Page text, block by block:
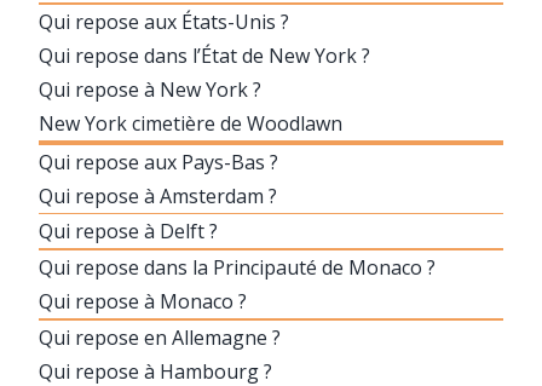
Qui repose aux États-Unis ?
Qui repose dans l’État de New York ?
Qui repose à New York ?
New York cimetière de Woodlawn
Qui repose aux Pays-Bas ?
Qui repose à Amsterdam ?
Qui repose à Delft ?
Qui repose dans la Principauté de Monaco ?
Qui repose à Monaco ?
Qui repose en Allemagne ?
Qui repose à Hambourg ?